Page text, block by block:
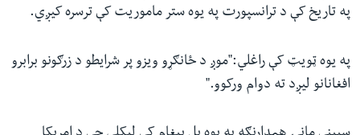
په تاریخ کې د ترانسپورت په یوه ستر ماموریت کې ترسره کیږي.
په یوه ټویټ کې راغلي:"موږ د ځانګړو ویزو پر شرایطو د زرګونو برابرو
افغانانو لیږد ته دوام ورکوو."